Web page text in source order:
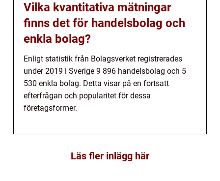
Vilka kvantitativa mätningar
finns det för handelsbolag och
enkla bolag?
Enligt statistik från Bolagsverket registrerades
under 2019 i Sverige 9 896 handelsbolag och 5
530 enkla bolag. Detta visar på en fortsatt
efterfrågan och popularitet för dessa
företagsformer.
Läs fler inlägg här